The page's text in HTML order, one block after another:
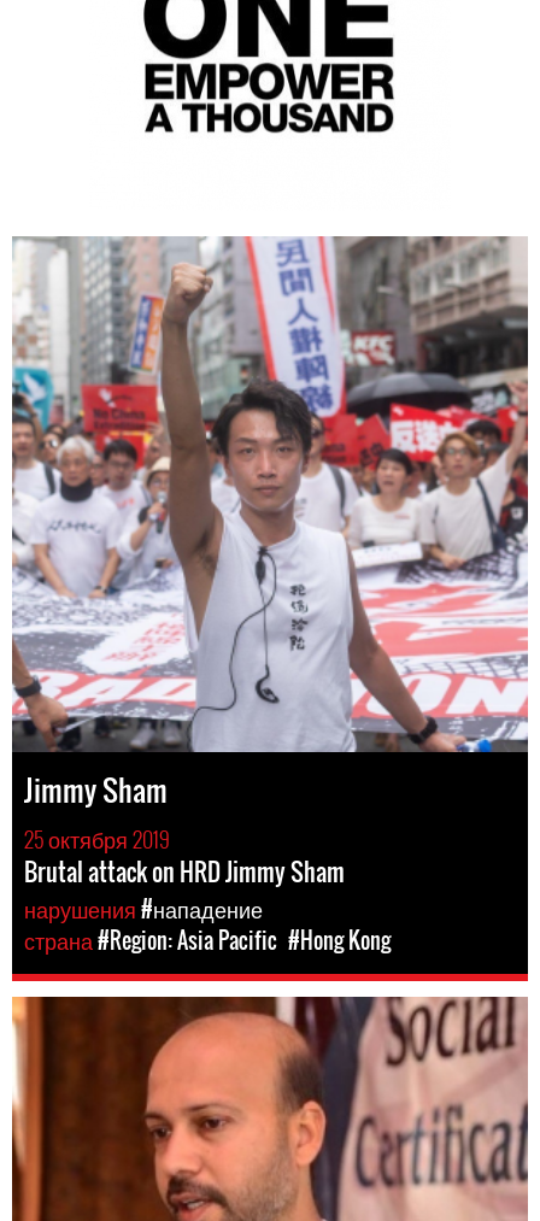
Jimmy Sham
25 октября 2019
Brutal attack on HRD Jimmy Sham
нарушения#нападение
страна#Region: Asia Pacific #Hong Kong